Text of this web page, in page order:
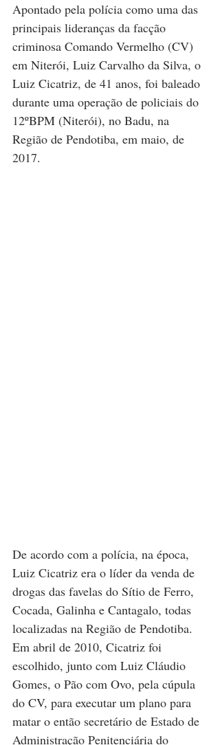
Apontado pela polícia como uma das
principais lideranças da facção
criminosa Comando Vermelho (CV)
em Niterói, Luiz Carvalho da Silva, o
Luiz Cicatriz, de 41 anos, foi baleado
durante uma operação de policiais do
12ºBPM (Niterói), no Badu, na
Região de Pendotiba, em maio, de
2017.
De acordo com a polícia, na época,
Luiz Cicatriz era o líder da venda de
drogas das favelas do Sítio de Ferro,
Cocada, Galinha e Cantagalo, todas
localizadas na Região de Pendotiba.
Em abril de 2010, Cicatriz foi
escolhido, junto com Luiz Cláudio
Gomes, o Pão com Ovo, pela cúpula
do CV, para executar um plano para
matar o então secretário de Estado de
Administração Penitenciária do